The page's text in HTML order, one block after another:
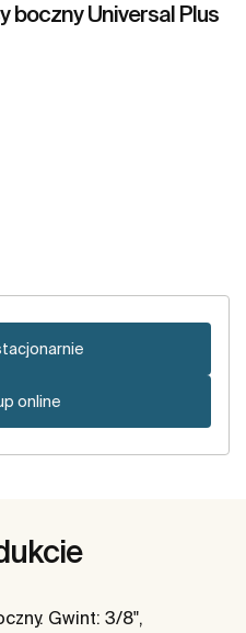
boczny Universal Plus
online
Gwint: 3/8",